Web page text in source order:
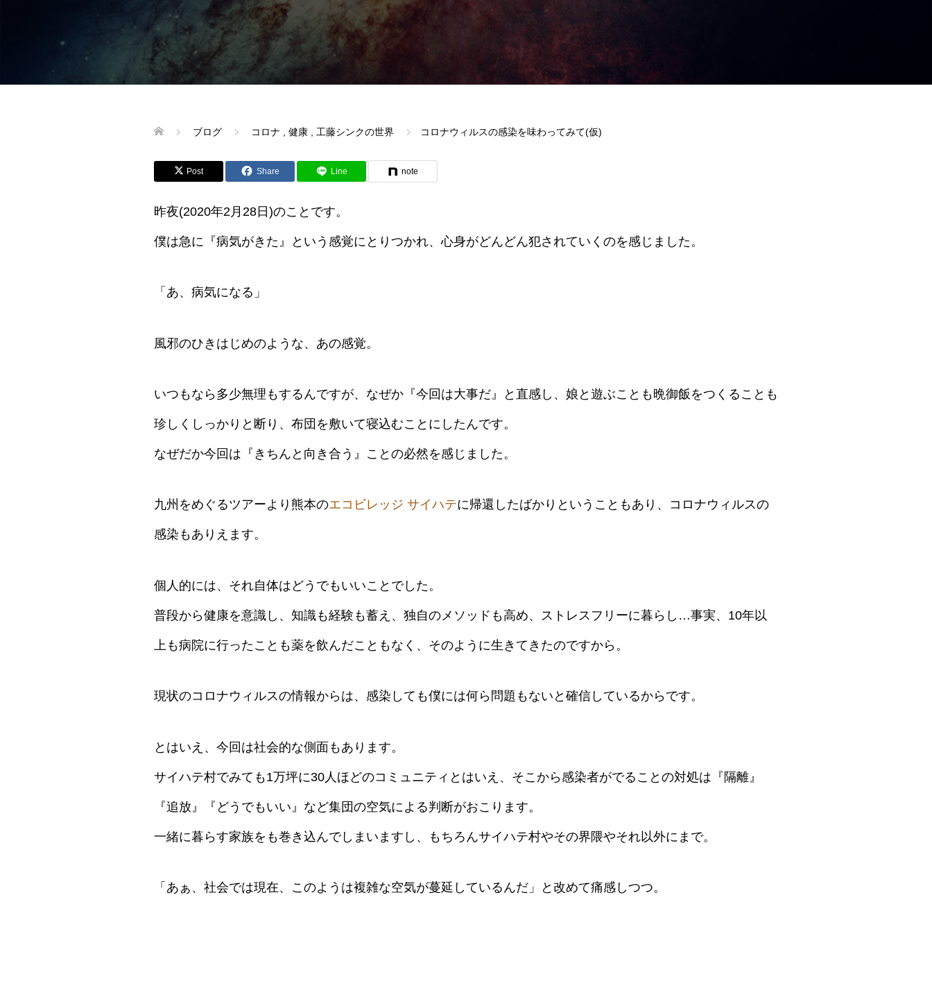
ブログ コロナ 健康 工藤シンクの世界 コロナウィルスの感染を味わってみて(仮)
Post Share Line note
昨夜(2020年2月28日)のことです。
僕は急に『病気がきた』という感覚にとりつかれ、心身がどんどん犯されていくのを感じました。
「あ、病気になる」
風邪のひきはじめのような、あの感覚。
いつもなら多少無理もするんですが、なぜか『今回は大事だ』と直感し、娘と遊ぶことも晩御飯をつくることも
珍しくしっかりと断り、布団を敷いて寝込むことにしたんです。
なぜだか今回は『きちんと向き合う』ことの必然を感じました。
九州をめぐるツアーより熊本のエコビレッジ サイハテに帰還したばかりということもあり、コロナウィルスの
感染もありえます。
個人的には、それ自体はどうでもいいことでした。
普段から健康を意識し、知識も経験も蓄え、独自のメソッドも高め、ストレスフリーに暮らし…事実、10年以
上も病院に行ったことも薬を飲んだこともなく、そのように生きてきたのですから。
現状のコロナウィルスの情報からは、感染しても僕には何ら問題もないと確信しているからです。
とはいえ、今回は社会的な側面もあります。
サイハテ村でみても1万坪に30人ほどのコミュニティとはいえ、そこから感染者がでることの対処は『隔離』
『追放』『どうでもいい』など集団の空気による判断がおこります。
一緒に暮らす家族をも巻き込んでしまいますし、もちろんサイハテ村やその界隈やそれ以外にまで。
「あぁ、社会では現在、このようは複雑な空気が蔓延しているんだ」と改めて痛感しつつ。